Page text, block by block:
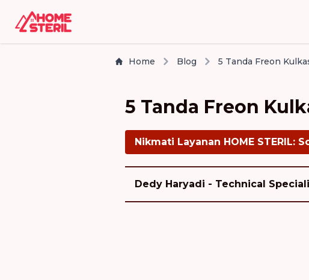
Home Blog
5 Tanda Freon
Nikmati Layanan HOME STERIL:
Dedy Haryadi - Technical